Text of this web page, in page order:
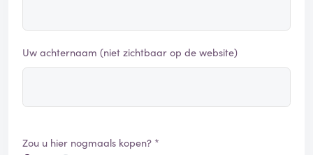
Uw achternaam (niet zichtbaar op de website)
Zou u hier nogmaals kopen? *